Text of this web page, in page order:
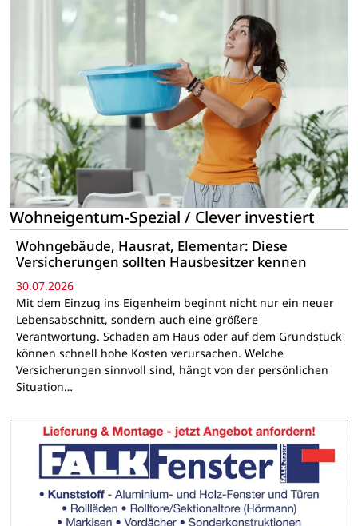
Wohneigentum-Spezial / Clever investiert
Wohngebäude, Hausrat, Elementar: Diese
Versicherungen sollten Hausbesitzer kennen
30.07.2026
Mit dem Einzug ins Eigenheim beginnt nicht nur ein neuer
Lebensabschnitt, sondern auch eine größere
Verantwortung. Schäden am Haus oder auf dem Grundstück
können schnell hohe Kosten verursachen. Welche
Versicherungen sinnvoll sind, hängt von der persönlichen
Situation…